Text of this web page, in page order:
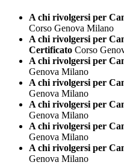
A chi rivolgersi per
Corso Genova Milano
A chi rivolgersi per
Certificato Corso
A chi rivolgersi per
Genova Milano
A chi rivolgersi per
Genova Milano
A chi rivolgersi per
Genova Milano
A chi rivolgersi per
Genova Milano
A chi rivolgersi per
Genova Milano